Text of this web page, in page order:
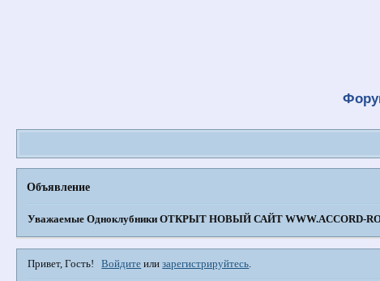
Объявление
Уважаемые Одноклубники ОТКРЫТ НОВЫЙ САЙТ WWW.ACCORD-
Привет, Гость! Войдите илизарегистрируйтесь